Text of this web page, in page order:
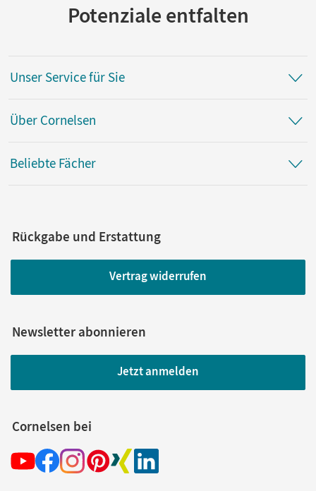
Potenziale entfalten
Unser Service für Sie
Über Cornelsen
Beliebte Fächer
Rückgabe und Erstattung
Vertrag widerrufen
Newsletter abonnieren
Jetzt anmelden
Cornelsen bei